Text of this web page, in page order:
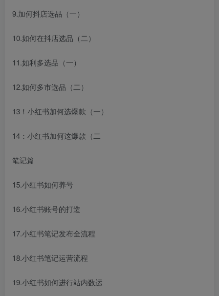
9.加何抖店选品（一）
10.如何在抖店选品（二）
11.如利多选品（一）
12.如何多市选品（二）
13！小红书加何选爆款（一）
14：小红书加何这爆款（二
笔记篇
15.小红书如何养号
16.小红书账号的打造
17.小红书笔记发布全流程
18.小红书笔记运营流程
19.小红书如何进行站内数运